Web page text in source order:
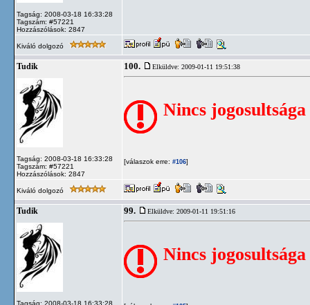
Tagság: 2008-03-18 16:33:28
Tagszám: #57221
Hozzászólások: 2847
Kiváló dolgozó
Tudik
Tagság: 2008-03-18 16:33:28
Tagszám: #57221
Hozzászólások: 2847
100. Elküldve: 2009-01-11 19:51:38
Nincs
[válaszok erre: #106]
Kiváló dolgozó
Tudik
Tagság: 2008-03-18 16:33:28
99. Elküldve: 2009-01-11 19:51:16
Nincs